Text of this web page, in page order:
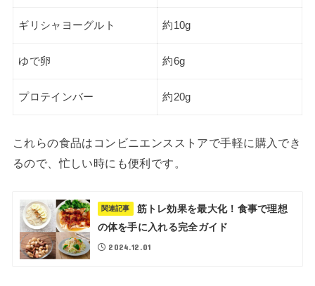
ギリシャヨーグルト 約10g
ゆで卵 約6g
プロテインバー 約20g
これらの食品はコンビニエンスストアで手軽に購入でき
るので、忙しい時にも便利です。
関連記事
筋トレ効果を最大化！食事で理想
の体を手に入れる完全ガイド
2024.12.01